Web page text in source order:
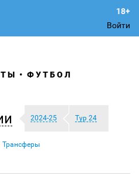
Войти
ФУТБОЛ
2024-25 Тур 24
Трансферы